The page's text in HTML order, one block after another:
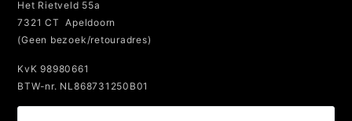
Het Rietveld 55a
7321 CT Apeldoorn
(Geen bezoek/retouradres)
KvK 98980661
BTW-nr. NL868731250B01